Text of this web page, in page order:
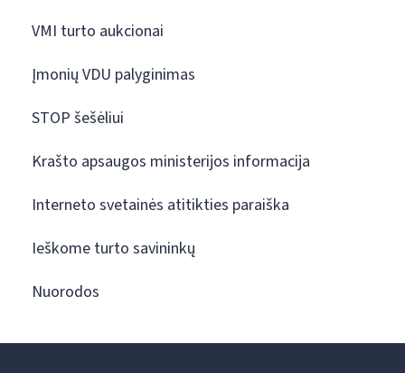
VMI turto aukcionai
Įmonių VDU palyginimas
STOP šešėliui
Krašto apsaugos ministerijos informacija
Interneto svetainės atitikties paraiška
Ieškome turto savininkų
Nuorodos